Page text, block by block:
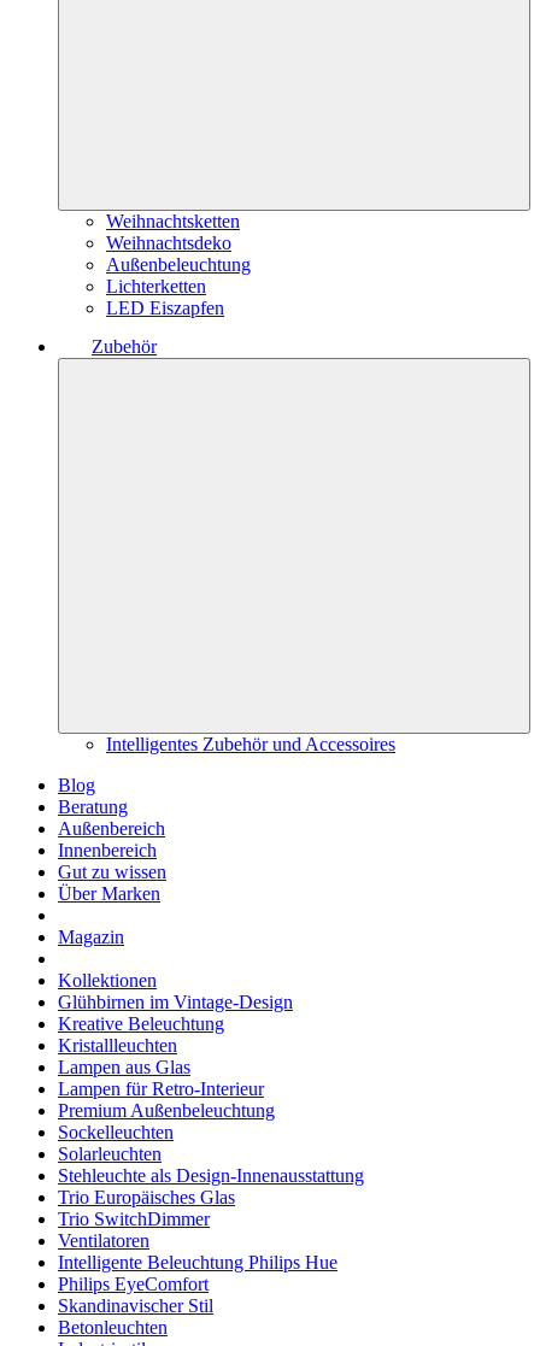
Weihnachtsketten
Weihnachtsdeko
Außenbeleuchtung
Lichterketten
LED Eiszapfen
Zubehör
Intelligentes Zubehör und Accessoires
Blog
Beratung
Außenbereich
Innenbereich
Gut zu wissen
Über Marken
Magazin
Kollektionen
Glühbirnen im Vintage-Design
Kreative Beleuchtung
Kristallleuchten
Lampen aus Glas
Lampen für Retro-Interieur
Premium Außenbeleuchtung
Sockelleuchten
Solarleuchten
Stehleuchte als Design-Innenausstattung
Trio Europäisches Glas
Trio SwitchDimmer
Ventilatoren
Intelligente Beleuchtung Philips Hue
Philips EyeComfort
Skandinavischer Stil
Betonleuchten